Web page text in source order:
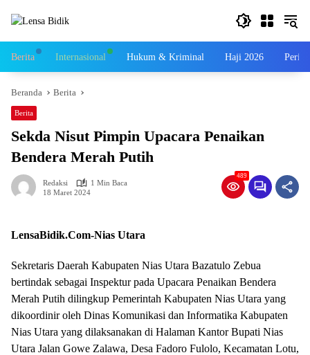
Berita Internasional Hukum & Kriminal Haji 2026
Beranda Berita
Berita
Sekda Nisut Pimpin Upacara Penaikan
Bendera Merah Putih
Redaksi
1 Min Baca
18 Maret 2024
489
LensaBidik.Com-Nias Utara
Sekretaris Daerah Kabupaten Nias Utara Bazatulo Zebua
bertindak sebagai Inspektur pada Upacara Penaikan Bendera
Merah Putih dilingkup Pemerintah Kabupaten Nias Utara yang
dikoordinir oleh Dinas Komunikasi dan Informatika Kabupaten
Nias Utara yang dilaksanakan di Halaman Kantor Bupati Nias
Utara Jalan Gowe Zalawa, Desa Fadoro Fulolo, Kecamatan Lotu,